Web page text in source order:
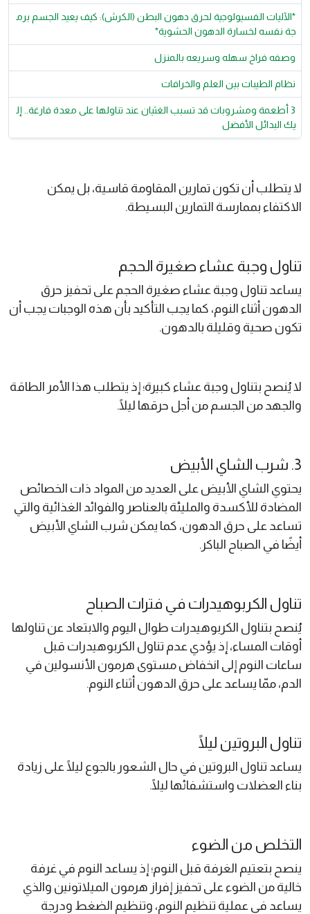
*الآليات الفسيولوجية لحرق دهون البطن (الكرش): كيف يعيد الجسم برم
جة نفسه لخسارة الدهون الحشوية*
وصفه فراخ سهله وسريعه بالمنزل
نظام الطيبات بين العلم والخرافات
3 أطعمة ومشروبات قد تسبب الغثيان عند تناولها على معدة فارغة.. إل
يك البدائل الأفضل
لا يتطلب أن تكون تمارين المقاومة قاسية، بل يمكن
الاكتفاء بممارسة التمارين البسيطة.
تناول وجبة عشاء صغيرة الحجم
يساعد تناول وجبة عشاء صغيرة الحجم على تحفيز حرق
الدهون أثناء النوم، كما يجب التأكيد بأن هذه الوجبات يجب أن
تكون صحية وقليلة بالدهون.
لا يُنصح بتناول وجبة عشاء كبيرة؛ إذ يتطلب هذا الأمر الطاقة
والجهد من الجسم من أجل حرقها ليلًا.
3. شرب الشاي الأبيض
يحتوي الشاي الأبيض على العديد من المواد ذات الخصائص
المضادة للأكسدة والمليئة بالعناصر والفوائد الغذائية والتي
تساعد على حرق الدهون، كما يمكن شرب الشاي الأبيض
أيضًا في الصباح الباكر.
تناول الكربوهيدرات في فترات الصباح
يُنصح بتناول الكربوهيدرات طوال اليوم والابتعاد عن تناولها
أوقات المساء، إذ يؤدي عدم تناول الكربوهيدرات قبل
ساعات النوم إلى انخفاض مستوى هرمون الأنسولين في
الدم، ممّا يساعد على حرق الدهون أثناء النوم.
تناول البروتين ليلًا
يساعد تناول البروتين في حال الشعور بالجوع ليلًا على زيادة
بناء العضلات واستشفائها ليلًا.
التخلص من الضوء
ينصح بتعتيم الغرفة قبل النوم؛ إذ يساعد النوم في غرفة
خالية من الضوء على تحفيز إفراز هرمون الميلاتونين والذي
يساعد في عملية تنظيم النوم، وتنظيم الضغط ودرجة